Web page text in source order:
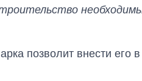
позволит внести его